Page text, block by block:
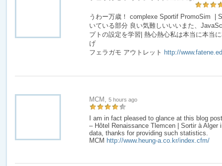
うわー万歳！ complexe Sportif PromoSim |
いている部分 良い気難しいいいまた、
プトの設定を学習| 熱心熱心私は本当に本当
げ
フェラガモ アウトレット http://
MCM, 5 hours ago
I am in fact pleased to glance at this blog
– Hôtel Renaissance Tlemcen | Sortir à Alger
data, thanks for providing such statistics.
MCM http://www.heung-a.co.kr/index.cfm/